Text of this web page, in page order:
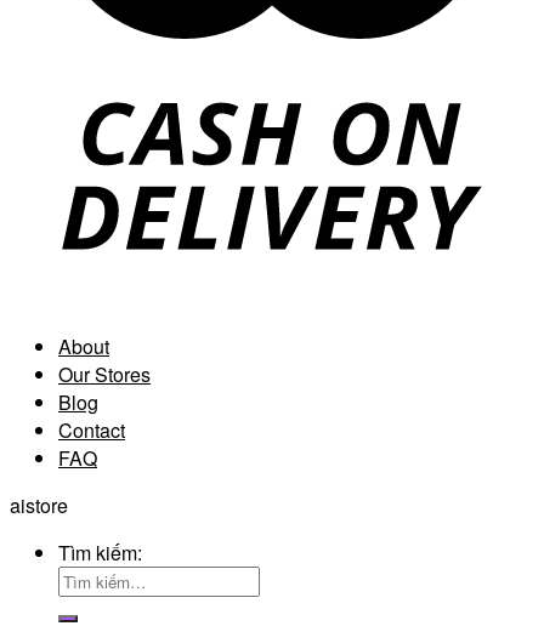
About
Our Stores
Blog
Contact
FAQ
aistore
Tìm kiếm: